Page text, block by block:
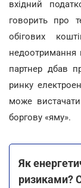
вхідний
говорить про
обігових
недоотримання
партнер дбав
ринку
може
боргову «яму».
Як
ризиками?